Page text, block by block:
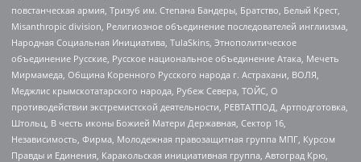
повстанческая армия, Тризуб им. Степана Бандеры, Братство, Белый Крест,
Misanthropic division, Религиозное объединение последователей инглиизма,
Народная Социальная Инициатива, TulaSkins, Этнополитическое
объединение Русские, Русское национальное объединение Атака, Мечеть
Мирмамеда, Община Коренного Русского народа г. Астрахани, ВОЛЯ,
Меджлис крымскотатарского народа, Рубеж Севера, ТОЙС, О
противодействии экстремистской деятельности, РЕВТАТПОД, Артподготовка,
Штольц, В честь иконы Божией Матери Державная, Сектор 16,
Независимость, Фирма, Молодежная правозащитная группа МПГ, Курсом
Правды и Единения, Каракольская инициативная группа, Автоград Крю,